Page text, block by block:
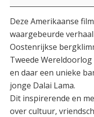
Deze Amerikaanse
waargebeurde
Oostenrijkse
Tweede
en daar een unieke
jonge Dalai Lama.
Dit inspirerende en
over cultuur,